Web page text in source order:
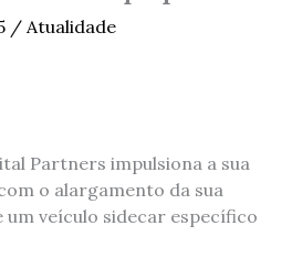
/ Atualidade
Partners impulsiona a sua
o alargamento da sua
um veículo sidecar específico